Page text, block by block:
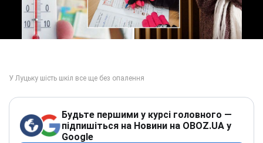
Будьте першими у курсі головного —
підпишіться на Новини на OBOZ.UA у
Google